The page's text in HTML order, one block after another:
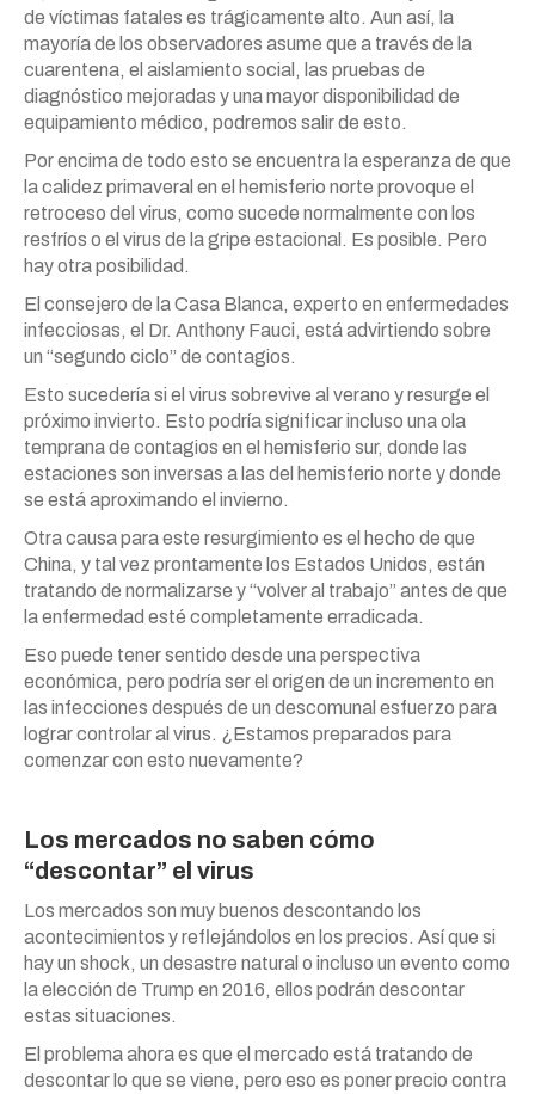
de víctimas fatales es trágicamente alto. Aun así, la
mayoría de los observadores asume que a través de la
cuarentena, el aislamiento social, las pruebas de
diagnóstico mejoradas y una mayor disponibilidad de
equipamiento médico, podremos salir de esto.
Por encima de todo esto se encuentra la esperanza de que
la calidez primaveral en el hemisferio norte provoque el
retroceso del virus, como sucede normalmente con los
resfríos o el virus de la gripe estacional. Es posible. Pero
hay otra posibilidad.
El consejero de la Casa Blanca, experto en enfermedades
infecciosas, el Dr. Anthony Fauci, está advirtiendo sobre
un “segundo ciclo” de contagios.
Esto sucedería si el virus sobrevive al verano y resurge el
próximo invierto. Esto podría significar incluso una ola
temprana de contagios en el hemisferio sur, donde las
estaciones son inversas a las del hemisferio norte y donde
se está aproximando el invierno.
Otra causa para este resurgimiento es el hecho de que
China, y tal vez prontamente los Estados Unidos, están
tratando de normalizarse y “volver al trabajo” antes de que
la enfermedad esté completamente erradicada.
Eso puede tener sentido desde una perspectiva
económica, pero podría ser el origen de un incremento en
las infecciones después de un descomunal esfuerzo para
lograr controlar al virus. ¿Estamos preparados para
comenzar con esto nuevamente?
Los mercados no saben cómo
“descontar” el virus
Los mercados son muy buenos descontando los
acontecimientos y reflejándolos en los precios. Así que si
hay un shock, un desastre natural o incluso un evento como
la elección de Trump en 2016, ellos podrán descontar
estas situaciones.
El problema ahora es que el mercado está tratando de
descontar lo que se viene, pero eso es poner precio contra